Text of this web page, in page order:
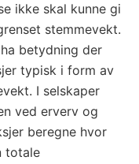
ikke skal kunne gi
stemmevekt.
betydning der
typisk i form av
I selskaper
ved erverv og
beregne hvor
totale